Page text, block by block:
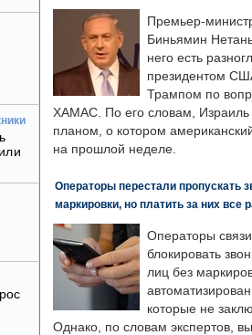
Премьер-
Биньямин
него есть
президентом
Трампом по
ХАМАС. По его словам, Израиль
планом, о котором
на прошлой неделе.
Операторы перестали пропускать
маркировки, но платить за них все
Операторы
блокировать
лиц без
которые не
Однако, по словам экспертов,